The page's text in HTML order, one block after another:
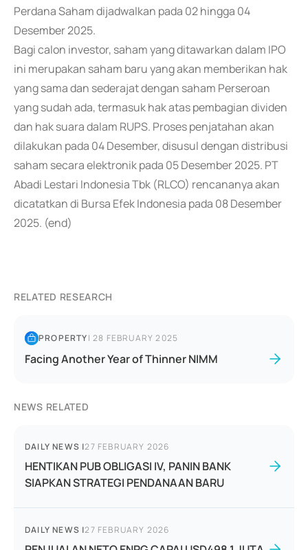
Perdana Saham dijadwalkan pada 02 hingga 04
Desember 2025.
Bagi calon investor, saham yang ditawarkan dalam IPO
ini merupakan saham baru yang akan memberikan hak
yang sama dan sederajat dengan saham Perseroan
yang sudah ada, termasuk hak atas pembagian dividen
dan hak suara dalam RUPS. Proses penjatahan akan
dilakukan pada 04 Desember, disusul dengan distribusi
saham secara elektronik pada 05 Desember 2025. PT
Abadi Lestari Indonesia Tbk (RLCO) rencananya akan
dicatatkan di Bursa Efek Indonesia pada 08 Desember
2025. (end)
RELATED RESEARCH
PROPERTY|28 FEBRUARY 2025
Facing Another Year of Thinner NIMM
NEWS RELATED
DAILY NEWS |27 FEBRUARY 2026
HENTIKAN PUB OBLIGASI IV, PANIN BANK
SIAPKAN STRATEGI PENDANAAN BARU
DAILY NEWS |27 FEBRUARY 2026